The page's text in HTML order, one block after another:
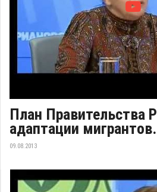
План Правительства
адаптации
09.08.2013